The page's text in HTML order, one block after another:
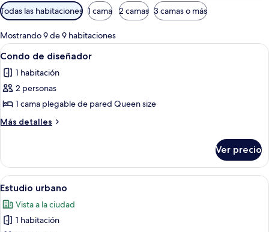
Filtros
disponibles
para
las
habitaciones
Todas las habitaciones 1 cama 2 camas 3 camas o más
Mostrando 9 de 9 habitaciones
Abrir
todas
las
fotos
de
Condo
Una habitación de hotel moderna
11
Condo de diseñador
1 habitación
2 personas
1 cama plegable de pared Queen size
Más detalles
Más
de
diseñador
Ver precio
Abrir
todas
las
fotos
Habitación de hotel con cama, una
10
Estudio urbano
Vista a la ciudad
1 habitación